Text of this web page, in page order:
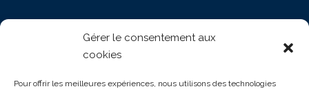
Gérer le consentement aux
cookies
Pour offrir les meilleures expériences, nous utilisons des technologies